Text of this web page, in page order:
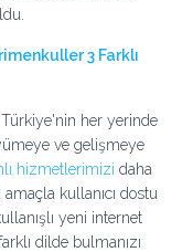
3 Farklı
her yerinde
ve gelişmeye
hizmetlerimizi daha
kullanıcı dostu
yeni internet
dilde bulmanızı